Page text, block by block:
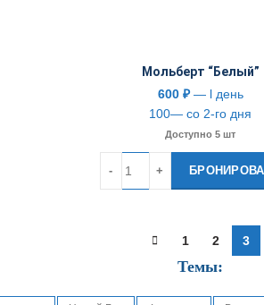
Мольберт “Белый”
600 ₽— l день
100— со 2-го дня
Доступно 5 шт
1 2 3
Темы: